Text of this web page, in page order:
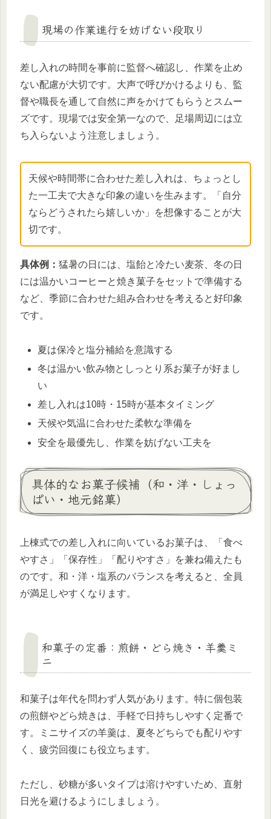
現場の作業進行を妨げない段取り
差し入れの時間を事前に監督へ確認し、作業を止め
ない配慮が大切です。大声で呼びかけるよりも、監
督や職長を通して自然に声をかけてもらうとスムー
ズです。現場では安全第一なので、足場周辺には立
ち入らないよう注意しましょう。
天候や時間帯に合わせた差し入れは、ちょっとし
た一工夫で大きな印象の違いを生みます。「自分
ならどうされたら嬉しいか」を想像することが大
切です。
具体例： 猛暑の日には、塩飴と冷たい麦茶、冬の日
には温かいコーヒーと焼き菓子をセットで準備する
など、季節に合わせた組み合わせを考えると好印象
です。
夏は保冷と塩分補給を意識する
冬は温かい飲み物としっとり系お菓子が好まし
い
差し入れは10時・15時が基本タイミング
天候や気温に合わせた柔軟な準備を
安全を最優先し、作業を妨げない工夫を
具体的なお菓子候補（和・洋・しょっ
ぱい・地元銘菓）
上棟式での差し入れに向いているお菓子は、「食べ
やすさ」「保存性」「配りやすさ」を兼ね備えたも
のです。和・洋・塩系のバランスを考えると、全員
が満足しやすくなります。
和菓子の定番：煎餅・どら焼き・羊羹ミ
ニ
和菓子は年代を問わず人気があります。特に個包装
の煎餅やどら焼きは、手軽で日持ちしやすく定番で
す。ミニサイズの羊羹は、夏冬どちらでも配りやす
く、疲労回復にも役立ちます。
ただし、砂糖が多いタイプは溶けやすいため、直射
日光を避けるようにしましょう。